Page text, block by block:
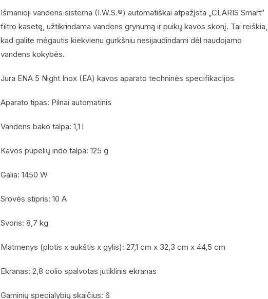
Išmanioji vandens sistema (I.W.S.®) automatiškai atpažįsta „CLARIS Smart“
filtro kasetę, užtikrindama vandens grynumą ir puikų kavos skonį. Tai reiškia,
kad galite mėgautis kiekvienu gurkšniu nesijaudindami dėl naudojamo
vandens kokybės.
Jura ENA 5 Night Inox (EA) kavos aparato techninės specifikacijos
Aparato tipas: Pilnai automatinis
Vandens bako talpa: 1,1 l
Kavos pupelių indo talpa: 125 g
Galia: 1450 W
Srovės stipris: 10 A
Svoris: 8,7 kg
Matmenys (plotis x aukštis x gylis): 27,1 cm x 32,3 cm x 44,5 cm
Ekranas: 2,8 colio spalvotas jutiklinis ekranas
Gaminių specialybių skaičius: 6